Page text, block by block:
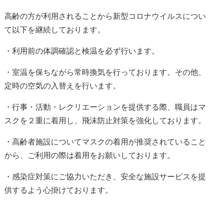
高齢の方が利用されることから新型コロナウイルスについ
て以下を継続しております。
・利用前の体調確認と検温を必ず行います。
・室温を保ちながら常時換気を行っております。その他、
定時の空気の入替えを行います。
・行事・活動・レクリエーションを提供する際、職員はマ
スクを２重に着用し、飛沫防止対策を強化しております。
・高齢者施設についてマスクの着用が推奨されていること
から、ご利用の際は着用をお願いしております。
・感染症対策にご協力いただき、安全な施設サービスを提
供するよう心掛けております。